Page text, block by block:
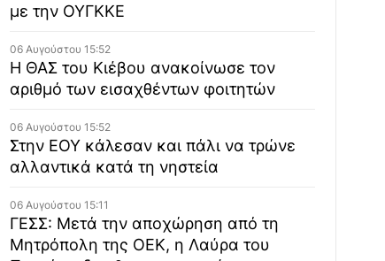
με την ΟΥΓΚΚΕ
06 Αυγούστου 15:52
Η ΘΑΣ του Κιέβου ανακοίνωσε τον
αριθμό των εισαχθέντων φοιτητών
06 Αυγούστου 15:52
Στην ΕΟΥ κάλεσαν και πάλι να τρώνε
αλλαντικά κατά τη νηστεία
06 Αυγούστου 15:11
ΓΕΣΣ: Μετά την αποχώρηση από τη
Μητρόπολη της ΟΕΚ, η Λαύρα του